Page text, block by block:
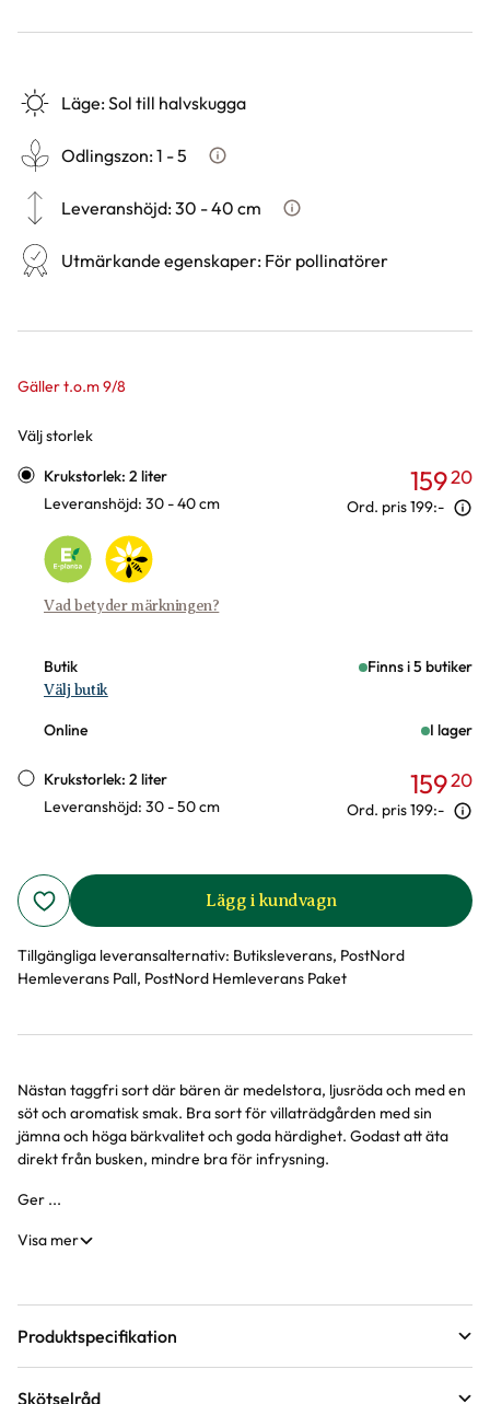
Läge:Sol till halvskugga
Odlingszon:1 - 5 Vad är odlingszon?
Leveranshöjd:30 - 40 cm Hur vi mäter leveranshöjd på
Utmärkande egenskaper: För pollinatörer
Gäller t.o.m 9/8
Välj storlek
Varianter
Krukstorlek: 2 liter
Leveranshöjd: 30 - 40 cm
Vad betyder märkningen?
15920
Ord. pris199:-
Butik Finns i 5 butiker
Välj butik
Online I lager
Krukstorlek: 2 liter
Leveranshöjd: 30 - 50 cm
15920
Ord. pris199:-
Lägg i kundvagn
Tillgängliga leveransalternativ: Butiksleverans, PostNord
Hemleverans Pall, PostNord Hemleverans Paket
Produktinformation
Nästan taggfri sort där bären är medelstora, ljusröda och med en
söt och aromatisk smak. Bra sort för villaträdgården med sin
jämna och höga bärkvalitet och goda härdighet. Godast att äta
direkt från busken, mindre bra för infrysning.
Ger ...
Visa mer
Produktspecifikation
Krukstorlek
Skötselråd